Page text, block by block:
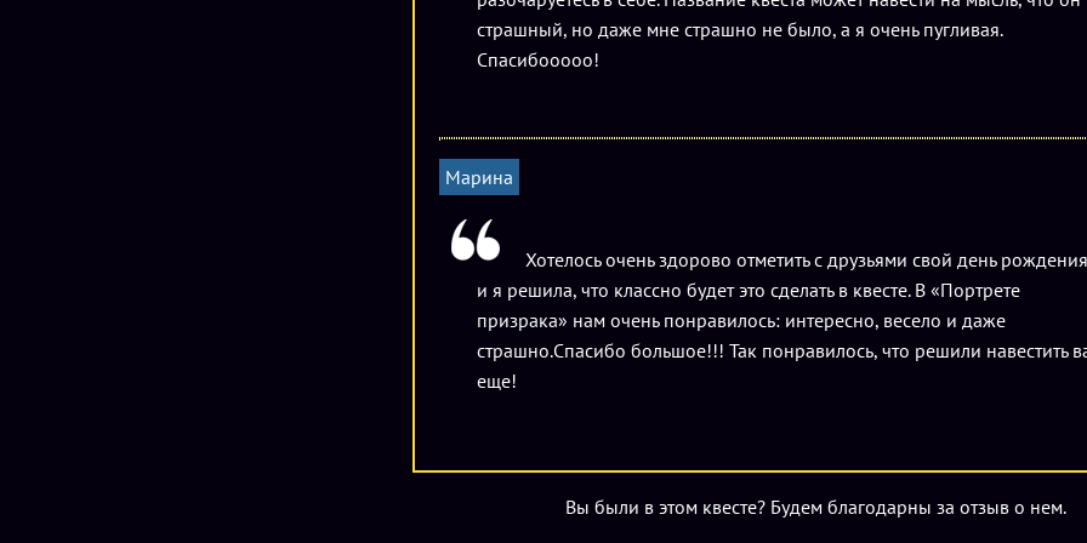
страшный, но даже мне страшно не было, а я очень пугливая.
Спасибооооо!
Марина
Хотелось очень здорово отметить с друзьями свой день рождения
и я решила, что классно будет это сделать в квесте. В «Портрете
призрака» нам очень понравилось: интересно, весело и даже
страшно.Спасибо большое!!! Так понравилось, что решили навестить
еще!
Вы были в этом квесте? Будем благодарны за отзыв о нем.